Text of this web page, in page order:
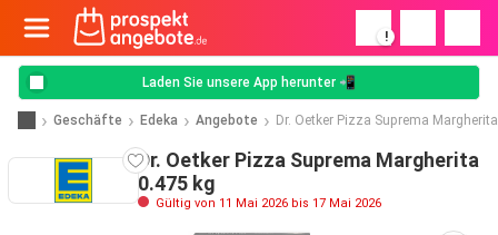
!
Laden Sie unsere App herunter 📲
Geschäfte Edeka Angebote Dr. Oetker Pizza Suprema Margherita
Dr. Oetker Pizza Suprema Margherita
0.475 kg
Gültig von 11 Mai 2026 bis 17 Mai 2026